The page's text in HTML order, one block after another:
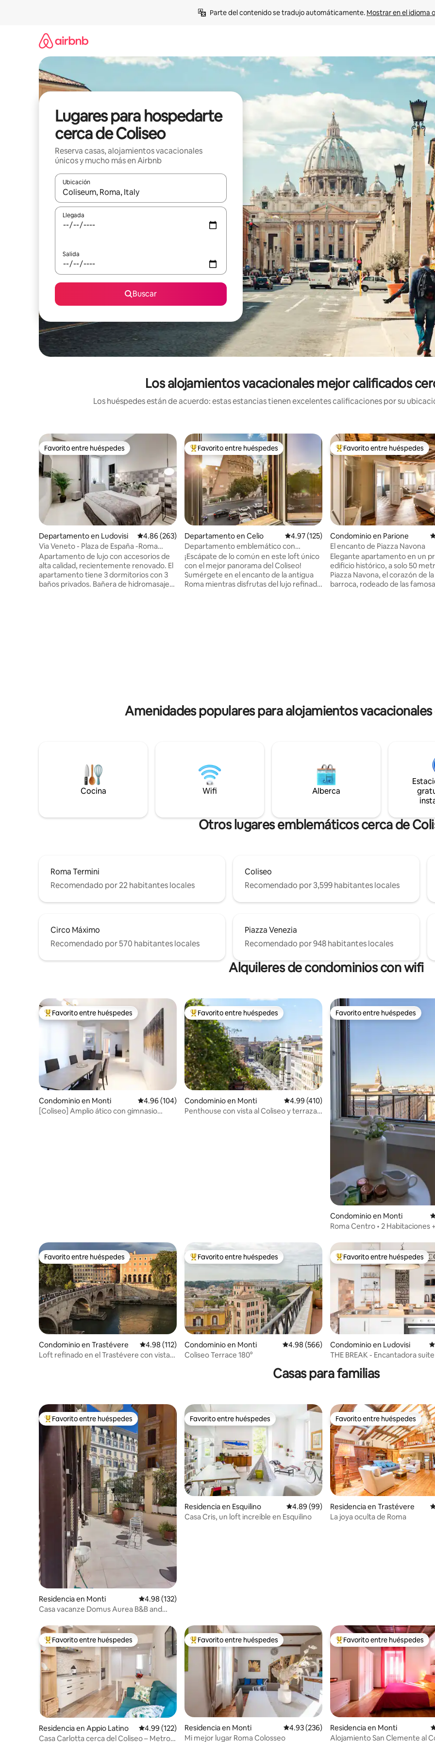
Parte del contenido se tradujo automáticamente. Mostrar en el idioma
Lugares para hospedarte
cerca de Coliseo
Reserva casas, alojamientos vacacionales
únicos y mucho más en Airbnb
Ubicación
Cuando los resultados estén disponibles, podrás navegar usando las teclas de las flechas hacia arriba y hacia abajo, o
Llegada
Salida
Buscar
Los alojamientos vacacionales mejor calificados
Los huéspedes están de acuerdo: estas estancias tienen excelentes calificaciones por su
Favorito entre huéspedes
Favorito entre huéspedes
Departamento en Ludovisi Calificación promedio: 4.86 de 5; 263 evaluaciones
4.86 (263)
Via Veneto - Plaza de España -Roma
Luma Suite 29
Apartamento de lujo con accesorios de
alta calidad, recientemente renovado. El
apartamento tiene 3 dormitorios con 3
baños privados. Bañera de hidromasaje
De los mejores en Favorito entre huéspedes
Favorito entre huéspedes
Departamento en Celio Calificación promedio: 4.97 de 5; 125
4.97 (125)
Departamento emblemático con
impresionantes vistas al Coliseo
¡Escápate de lo común en este loft único
con el mejor panorama del Coliseo!
Sumérgete en el encanto de la antigua
Roma mientras disfrutas del lujo refinado
De los mejores en Favorito
Favorito entre huéspedes
Condominio en Parione
El encanto de Piazza Navona
Elegante apartamento en un
edificio histórico, a solo 50
Piazza Navona, el corazón de
barroca, rodeado de las
Amenidades populares para alojamientos
Cocina Wifi Alberca
Otros lugares emblemáticos cerca de
Roma Termini
Recomendado por 22 habitantes locales
Coliseo
Recomendado por 3,599 habitantes locales
Circo Máximo
Recomendado por 570 habitantes locales
Piazza Venezia
Recomendado por 948 habitantes locales
Alquileres de condominios con wifi
De los mejores en Favorito entre huéspedes
Favorito entre huéspedes
Condominio en Monti Calificación promedio: 4.96 de 5; 104 evaluaciones
4.96 (104)
[Coliseo] Amplio ático con gimnasio
De los mejores en Favorito entre huéspedes
Favorito entre huéspedes
Condominio en Monti Calificación promedio: 4.99 de 5; 410
4.99 (410)
Penthouse con vista al Coliseo y terraza
Favorito entre huéspedes
Favorito entre huéspedes
Condominio en Monti
Roma Centro • 2 Habitaciones
Favorito entre huéspedes
Favorito entre huéspedes
Condominio en Trastévere Calificación promedio: 4.98 de 5; 112 evaluaciones
4.98 (112)
Loft refinado en el Trastévere con vistas
De los mejores en Favorito entre huéspedes
Favorito entre huéspedes
Condominio en Monti Calificación promedio: 4.98 de 5; 566
4.98 (566)
Coliseo Terrace 180°
De los mejores en Favorito
Favorito entre huéspedes
Condominio en Ludovisi
THE BREAK - Encantadora
Casas para familias
De los mejores en Favorito entre huéspedes
Favorito entre huéspedes
Residencia en Monti Calificación promedio: 4.98 de 5; 132 evaluaciones
4.98 (132)
Casa vacanze Domus Aurea B&B and
Favorito entre huéspedes
Favorito entre huéspedes
Residencia en Esquilino Calificación promedio: 4.89 de 5; 99
4.89 (99)
Casa Cris, un loft increíble en Esquilino
Favorito entre huéspedes
Favorito entre huéspedes
Residencia en Trastévere
La joya oculta de Roma
De los mejores en Favorito entre huéspedes
Favorito entre huéspedes
Residencia en Appio Latino Calificación promedio: 4.99 de 5; 122 evaluaciones
4.99 (122)
Casa Carlotta cerca del Coliseo – Metro
De los mejores en Favorito entre huéspedes
Favorito entre huéspedes
Residencia en Monti Calificación promedio: 4.93 de 5; 236
4.93 (236)
Mi mejor lugar Roma Colosseo
De los mejores en Favorito
Favorito entre huéspedes
Residencia en Monti
Alojamiento San Clemente al